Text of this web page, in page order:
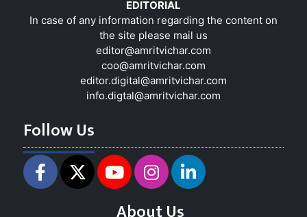
EDITORIAL
In case of any information regarding the content on
the site please mail us
editor@amritvichar.com
coo@amritvichar.com
editor.digital@amritvichar.com
info.digtal@amritvichar.com
Follow Us